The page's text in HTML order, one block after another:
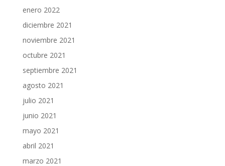
enero 2022
diciembre 2021
noviembre 2021
octubre 2021
septiembre 2021
agosto 2021
julio 2021
junio 2021
mayo 2021
abril 2021
marzo 2021